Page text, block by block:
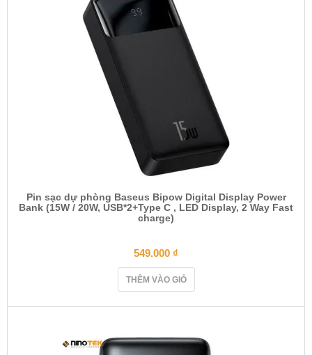
Pin sạc dự phòng Baseus Bipow Digital Display Power
Bank (15W / 20W, USB*2+Type C , LED Display, 2 Way Fast
charge)
549.000 ₫
THÊM VÀO GIỎ